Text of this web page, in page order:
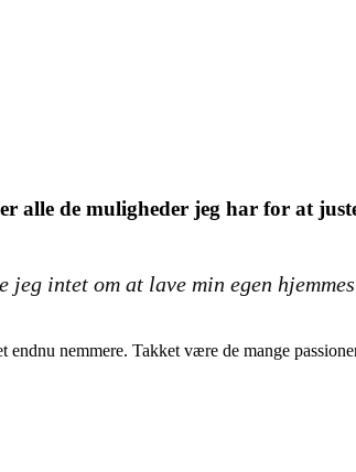
de muligheder jeg har for at
intet om at lave min egen
nemmere. Takket være de mange